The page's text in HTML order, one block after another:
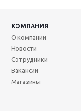
КОМПАНИЯ
О компании
Новости
Сотрудники
Вакансии
Магазины